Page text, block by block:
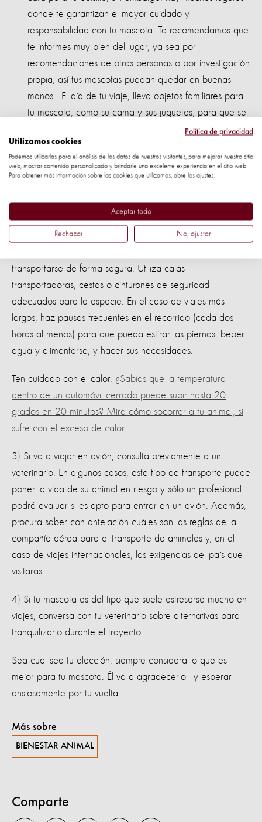
donde te garantizan el mayor cuidado y
responsabilidad con tu mascota. Te recomendamos que
te informes muy bien del lugar, ya sea por
recomendaciones de otras personas o por investigación
propia, así tus mascotas puedan quedar en buenas
manos. El día de tu viaje, lleva objetos familiares para
tu mascota, como su cama y sus juguetes, para que se
Si tu mascota va a viajar contigo:
se separa de ti por accidente, quien lo encuentre podrá
entrar en contacto fácilmente.
transportarse de forma segura. Utiliza cajas
transportadoras, cestas o cinturones de seguridad
adecuados para la especie. En el caso de viajes más
largos, haz pausas frecuentes en el recorrido (cada dos
horas al menos) para que pueda estirar las piernas, beber
agua y alimentarse, y hacer sus necesidades.
Ten cuidado con el calor. ¿Sabías que la temperatura
dentro de un automóvil cerrado puede subir hasta 20
grados en 20 minutos? Mira cómo socorrer a tu animal, si
sufre con el exceso de calor.
3) Si va a viajar en avión, consulta previamente a un
veterinario. En algunos casos, este tipo de transporte puede
poner la vida de su animal en riesgo y sólo un profesional
podrá evaluar si es apto para entrar en un avión. Además,
procura saber con antelación cuáles son las reglas de la
compañía aérea para el transporte de animales y, en el
caso de viajes internacionales, las exigencias del país que
visitaras.
4) Si tu mascota es del tipo que suele estresarse mucho en
viajes, conversa con tu veterinario sobre alternativas para
tranquilizarlo durante el trayecto.
Sea cual sea tu elección, siempre considera lo que es
mejor para tu mascota. Él va a agradecerlo - y esperar
ansiosamente por tu vuelta.
Más sobre
BIENESTAR ANIMAL
Comparte
Política de privacidad
Utilizamos cookies
Podemos utilizarlas para el análisis de los datos de nuestros visitantes, para mejorar nuestro sitio
web, mostrar contenido personalizado y brindarle una excelente experiencia en el sitio web.
Para obtener más información sobre las cookies que utilizamos, abre los ajustes.
Aceptar todo
Rechazar No, ajustar